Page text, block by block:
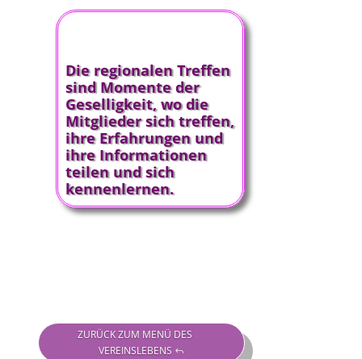
Die regionalen Treffen
sind Momente der
Geselligkeit, wo die
Mitglieder sich treffen,
ihre Erfahrungen und
ihre Informationen
teilen und sich
kennenlernen.
ZURÜCK ZUM MENÜ DES
VEREINSLEBENS